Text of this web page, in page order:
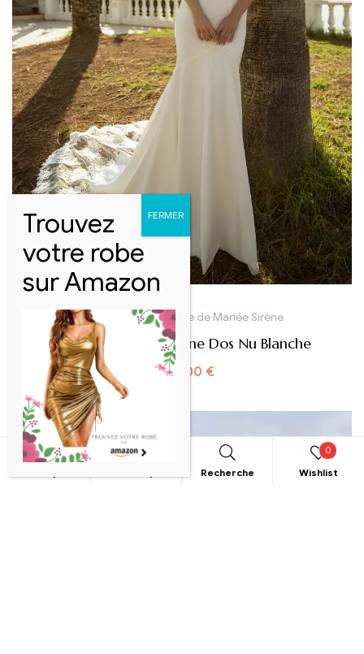
Robe de mariée, Robe de Mariée Sirène
Robe De Mariée Sirène Dos Nu Blanche
1500,00 €
Recherche Wishlist
0